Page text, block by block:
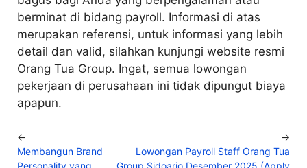
berminat di bidang payroll. Informasi di atas
merupakan referensi, untuk informasi yang lebih
detail dan valid, silahkan kunjungi website resmi
Orang Tua Group. Ingat, semua lowongan
pekerjaan di perusahaan ini tidak dipungut biaya
apapun.
←
Membangun Brand
Personality yang
Lowongan Payroll Staff Orang Tua
Group Sidoarjo Desember 2025 (Apply
→